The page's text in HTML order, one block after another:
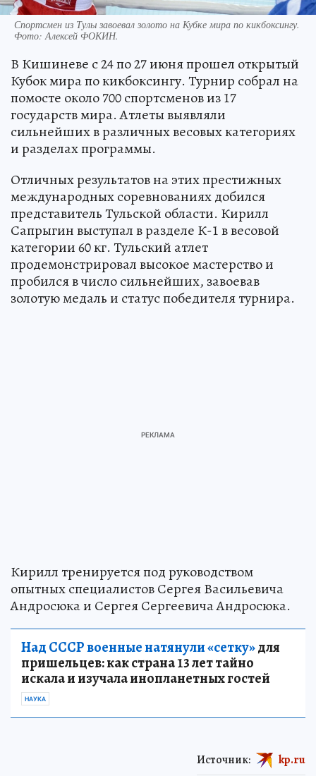
Спортсмен из Тулы завоевал золото на Кубке мира по кикбоксингу.
Фото:Алексей ФОКИН.
В Кишиневе с 24 по 27 июня прошел открытый
Кубок мира по кикбоксингу. Турнир собрал на
помосте около 700 спортсменов из 17
государств мира. Атлеты выявляли
сильнейших в различных весовых категориях
и разделах программы.
Отличных результатов на этих престижных
международных соревнованиях добился
представитель Тульской области. Кирилл
Сапрыгин выступал в разделе К-1 в весовой
категории 60 кг. Тульский атлет
продемонстрировал высокое мастерство и
пробился в число сильнейших, завоевав
золотую медаль и статус победителя турнира.
Кирилл тренируется под руководством
опытных специалистов Сергея Васильевича
Андросюка и Сергея Сергеевича Андросюка.
Над СССР военные натянули «сетку»для
пришельцев: как страна 13 лет тайно
искала и изучала инопланетных гостей
НАУКА
Источник: kp.ru